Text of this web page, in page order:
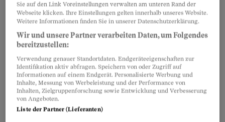
Mutter:Die Fans in der Schweiz liegen uns
genauso am Herzen wie jene im Ausland. Aber
die Möglichkeiten hier sind begrenzt. Es gibt
zum Beispiel nicht unendlich viele
Konzertlocations, die die passende Grösse und
musikalische Ausrichtung für uns haben.
Sie auf den Link Voreinstellungen verwalten am unteren Rand der
Webseite klicken. Ihre Einstellungen gelten innerhalb unseres Website.
Weitere Informationen finden Sie in unserer Datenschutzerklärung.
Wir und unsere Partner verarbeiten Daten, um Folgendes
bereitzustellen:
Verwendung genauer Standortdaten. Endgeräteeigenschaften zur
Identifikation aktiv abfragen. Speichern von oder Zugriff auf
Informationen auf einem Endgerät. Personalisierte Werbung und
Inhalte, Messung von Werbeleistung und der Performance von
Inhalten, Zielgruppenforschung sowie Entwicklung und Verbesserung
von Angeboten.
Liste der Partner (Lieferanten)